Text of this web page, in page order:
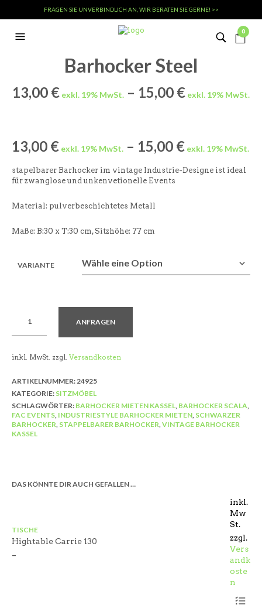
FRAGEN SIE UNVERBINDLICH AN, WIR BERATEN SIE GERNE! >>
0
Barhocker Steel
13,00 € – 15,00 €
13,00 € – 15,00 €
stapelbarer Barhocker im vintage Industrie-Designe ist ideal
für zwanglose und unkenvetionelle Events
Material: pulverbeschichtetes Metall
Maße: B:30 x T:30 cm, Sitzhöhe: 77 cm
VARIANTE
ANFRAGEN
inkl. MwSt. zzgl. Versandkosten
ARTIKELNUMMER:24925
KATEGORIE: SITZMÖBEL
SCHLAGWÖRTER: BARHOCKER MIETEN KASSEL, BARHOCKER SCALA,
FAC EVENTS, INDUSTRIESTYLE BARHOCKER MIETEN, SCHWARZER
BARHOCKER, STAPPELBARER BARHOCKER,VINTAGE BARHOCKER
KASSEL
DAS KÖNNTE DIR AUCH GEFALLEN …
inkl.
Mw
St.
zzgl.
Vers
andk
oste
n
TISCHE
Hightable Carrie 130
–